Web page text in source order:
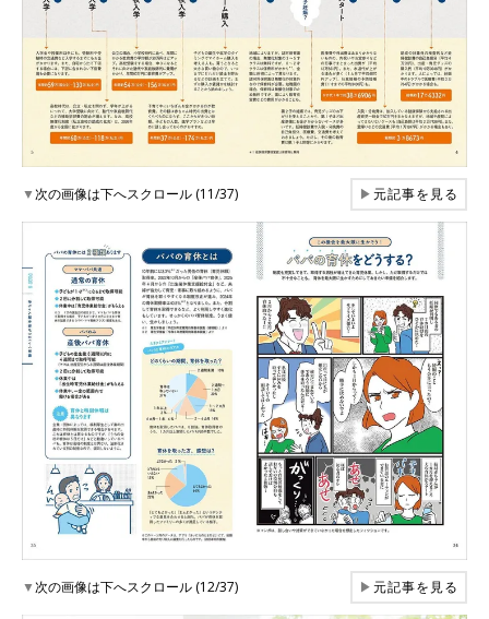
▼次の画像は下へスクロール (11/37) ▶元記事を見る
▼次の画像は下へスクロール (12/37) ▶元記事を見る